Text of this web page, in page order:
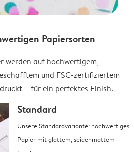
Papiersorten
werden auf hochwertigem,
und FSC-zertifiziertem
– für ein perfektes Finish.
Standard
Unsere Standardvariante: hochwertiges
Papier mit glattem, seidenmattem